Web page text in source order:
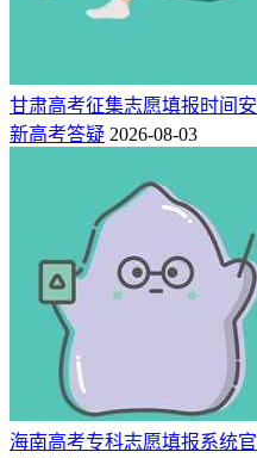
甘肃高考征集志愿填报时间
新高考答疑 2026-08-03
海南高考专科志愿填报系统